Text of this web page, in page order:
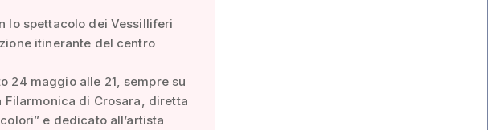
lo spettacolo dei Vessilliferi
itinerante del centro
24 maggio alle 21, sempre su
di Crosara, diretta
e dedicato all’artista